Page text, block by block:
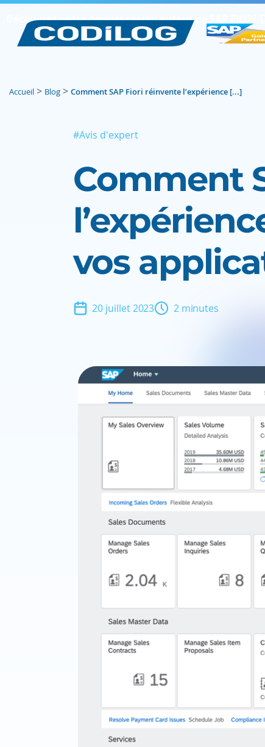
Découvrez notre dernier replay autour de SAP FIORI
Accueil > Blog > Comment SAP Fiori réinvente l’expérience [...]
#Avis d'expert
Comment
vos
20 juillet 2023 2 minutes